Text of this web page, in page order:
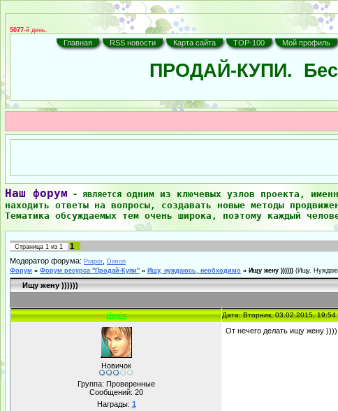
5077-й день.
Главная RSS новости Карта сайта TOP-100 Мой профиль
ПРОДАЙ-КУПИ.
Наш форум - является одним из ключевых узлов проекта,
находить ответы на вопросы, создавать новые методы
Тематика обсуждаемых тем очень широка, поэтому каждый
Страница 1 из 1
1
Модератор форума: Prapor
Dimon
Форум » Форум ресурса "Продай-Купи" » Ищу, нуждаюсь, необходимо » Ищу жену )))))) (Ищу.
Ищу жену ))))))
riepin Дата: Вторник, 03.02.2015,
Новичок
Группа: Проверенные
Сообщений: 20
Награды: 1
От нечего делать ищу жену )))).